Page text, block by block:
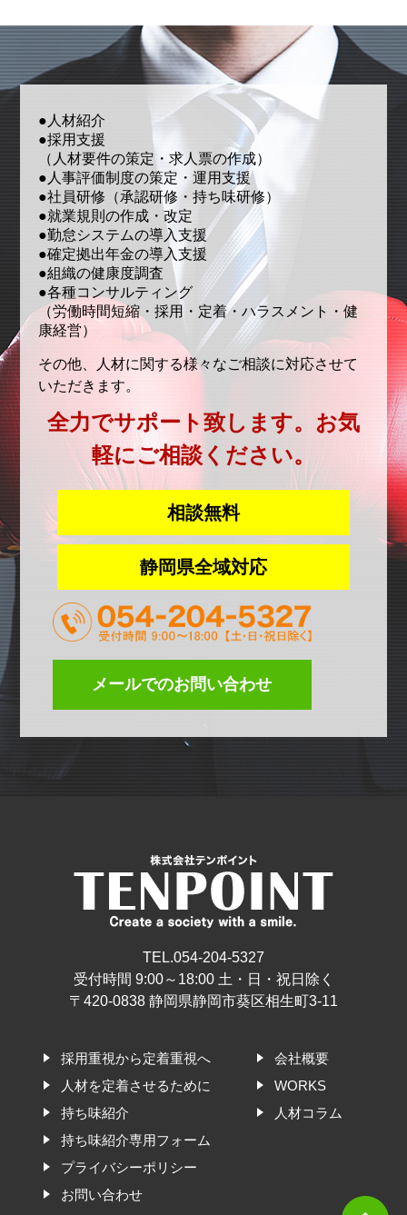
●人材紹介
●採用支援
（人材要件の策定・求人票の作成）
●人事評価制度の策定・運用支援
●社員研修（承認研修・持ち味研修）
●就業規則の作成・改定
●勤怠システムの導入支援
●確定拠出年金の導入支援
●組織の健康度調査
●各種コンサルティング
（労働時間短縮・採用・定着・ハラスメント・健
康経営）
その他、人材に関する様々なご相談に対応させて
いただきます。
全力でサポート致します。お気
軽にご相談ください。
相談無料
静岡県全域対応
メールでのお問い合わせ
TEL.054-204-5327
受付時間 9:00～18:00 土・日・祝日除く
〒420-0838 静岡県静岡市葵区相生町3-11
採用重視から定着重視へ
人材を定着させるために
持ち味紹介
会社概要
WORKS
人材コラム
持ち味紹介専用フォーム
プライバシーポリシー
お問い合わせ